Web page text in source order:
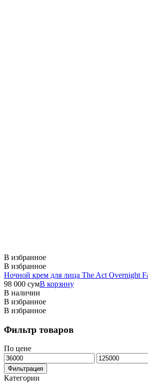
В избранное
В избранное
Ночной крем для лица The Act Overnight
98 000 сумВ корзину
В наличии
В избранное
В избранное
Фильтр товаров
По цене
Минимальная
цена
Максимальная
цена
Фильтрация
Категории